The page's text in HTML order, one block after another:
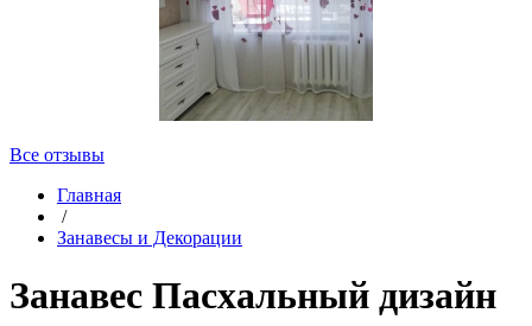
Все отзывы
Главная
/
Занавесы и Декорации
Занавес Пасхальный дизайн